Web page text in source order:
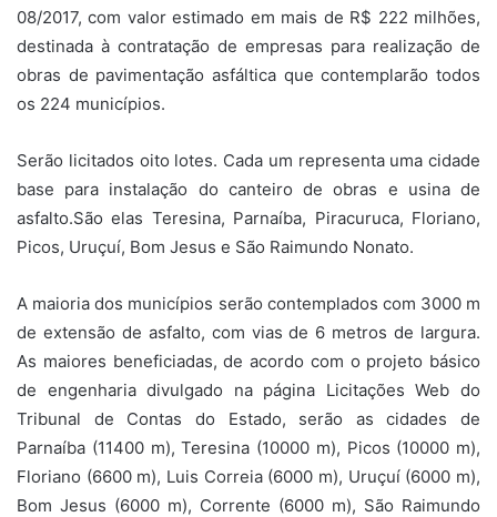
08/2017, com valor estimado em mais de R$ 222 milhões,
destinada à contratação de empresas para realização de
obras de pavimentação asfáltica que contemplarão todos
os 224 municípios.
Serão licitados oito lotes. Cada um representa uma cidade
base para instalação do canteiro de obras e usina de
asfalto.São elas Teresina, Parnaíba, Piracuruca, Floriano,
Picos, Uruçuí, Bom Jesus e São Raimundo Nonato.
A maioria dos municípios serão contemplados com 3000 m
de extensão de asfalto, com vias de 6 metros de largura.
As maiores beneficiadas, de acordo com o projeto básico
de engenharia divulgado na página Licitações Web do
Tribunal de Contas do Estado, serão as cidades de
Parnaíba (11400 m), Teresina (10000 m), Picos (10000 m),
Floriano (6600 m), Luis Correia (6000 m), Uruçuí (6000 m),
Bom Jesus (6000 m), Corrente (6000 m), São Raimundo